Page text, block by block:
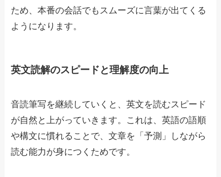
ため、本番の会話でもスムーズに言葉が出てくる
ようになります。
英文読解のスピードと理解度の向上
音読筆写を継続していくと、英文を読むスピード
が自然と上がっていきます。これは、英語の語順
や構文に慣れることで、文章を「予測」しながら
読む能力が身につくためです。